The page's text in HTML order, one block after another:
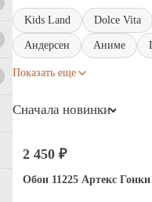
Kids Land Dolce Vita
Андерсен Аниме
Показать еще
Сначала новинки
2 450 ₽
Обои 11225 Артекс Гонки